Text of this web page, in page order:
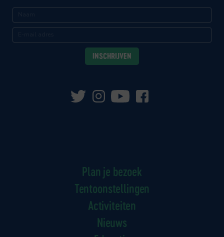
Plan je bezoek
Tentoonstellingen
Activiteiten
Nieuws